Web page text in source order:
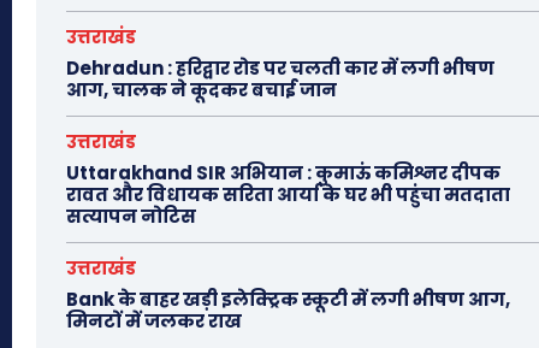
उत्तराखंड
Dehradun : हरिद्वार रोड पर चलती कार में लगी भीषण
आग, चालक ने कूदकर बचाई जान
उत्तराखंड
Uttarakhand SIR अभियान : कुमाऊं कमिश्नर दीपक
रावत और विधायक सरिता आर्या के घर भी पहुंचा मतदाता
सत्यापन नोटिस
उत्तराखंड
Bank के बाहर खड़ी इलेक्ट्रिक स्कूटी में लगी भीषण आग,
मिनटों में जलकर राख